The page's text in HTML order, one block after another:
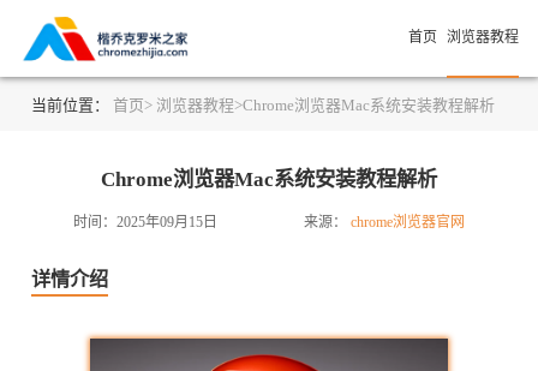
首页 浏览器教程
当前位置： 首页> 浏览器教程>Chrome浏览器Mac系统安装教程解析
Chrome浏览器Mac系统安装教程解析
时间：2025年09月15日 来源： chrome浏览器官网
详情介绍